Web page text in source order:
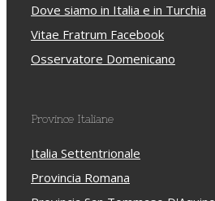
Dove siamo in Italia e in Turchia
Vitae Fratrum Facebook
Osservatore Domenicano
Province Italiane
Italia Settentrionale
Provincia Romana